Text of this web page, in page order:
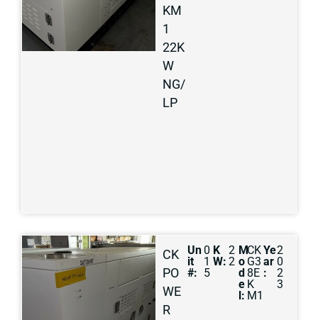
KM
1
22K
W
NG/
LP
CK
PO
WE
R
Un
it
#:
0
1
5
K
W:
2
2
M
o
d
e
l:
CK
G3
8E
K
M1
Ye
ar
:
2
0
2
3